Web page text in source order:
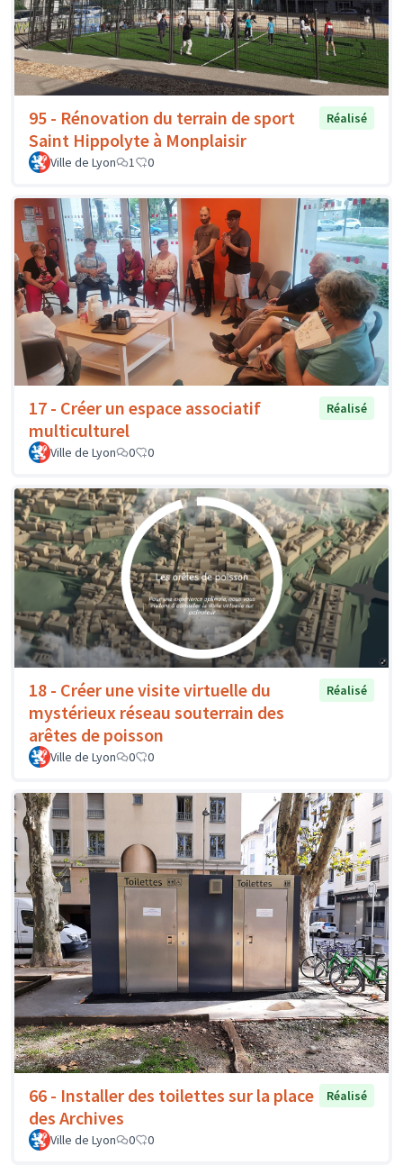
95 - Rénovation du terrain de sport
Saint Hippolyte à Monplaisir
Réalisé
Ville de Lyon 1 0
17 - Créer un espace associatif
multiculturel
Réalisé
Ville de Lyon 0 0
18 - Créer une visite virtuelle du
mystérieux réseau souterrain des
arêtes de poisson
Réalisé
Ville de Lyon 0 0
66 - Installer des toilettes sur la place
des Archives
Réalisé
Ville de Lyon 0 0